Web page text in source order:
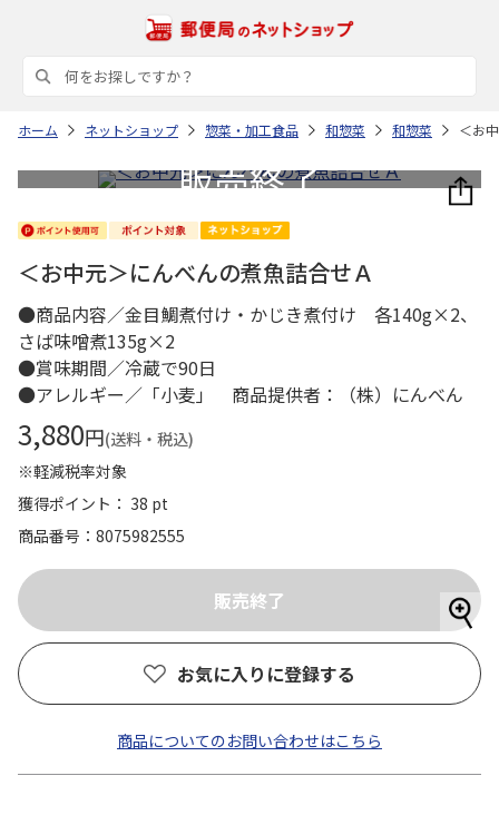
ホーム ネットショップ 惣菜・加工食品 和惣菜 和惣菜 ＜お
＜お中元＞にんべんの煮魚詰合せＡ
●商品内容／金目鯛煮付け・かじき煮付け 各140g×2、
さば味噌煮135g×2
●賞味期間／冷蔵で90日
●アレルギー／「小麦」 商品提供者：（株）にんべん
3,880円(送料・税込)
※軽減税率対象
獲得ポイント： 38 pt
商品番号
8075982555
お気に入りに登録する
商品についてのお問い合わせはこちら